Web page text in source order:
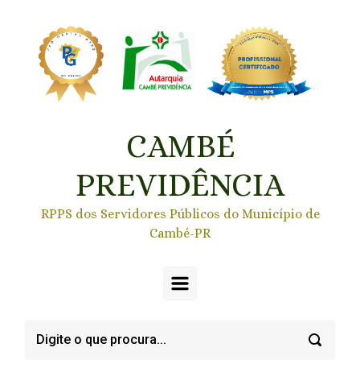
CAMBÉ
PREVIDÊNCIA
RPPS dos Servidores Públicos do Município de
Cambé-PR